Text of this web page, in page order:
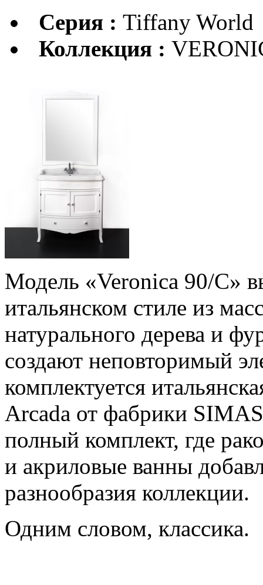
Серия : Tiffany World
Коллекция :
Модель «Veronica 90/C»
итальянском стиле из
натурального дерева и
создают неповторимый
комплектуется
Arcada от фабрики
полный комплект, где
и акриловые ванны
разнообразия коллекции.
Одним словом, классика.